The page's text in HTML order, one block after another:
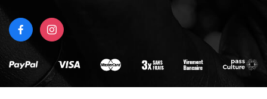
FACEBOOKINSTAGRAM